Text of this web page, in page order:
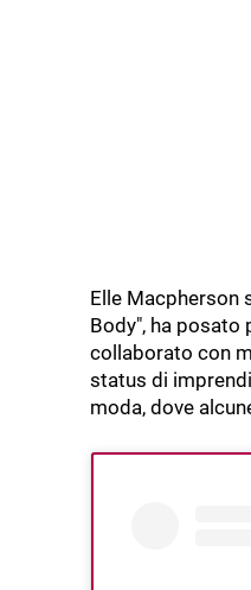
Elle Macpherson
Body", ha posato
collaborato con
status di
moda, dove